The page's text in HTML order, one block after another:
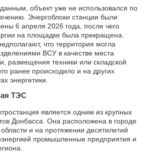
объект уже не использовался по
Энергоблоки станции были
6 апреля 2026 года, после чего
на площадке была прекращена.
что территория могла
ВСУ в качестве места
размещения техники или складской
ранее происходило и на других
энергетики.
ТЭС
является одним из крупных
Донбасса. Она расположена в городе
и на протяжении десятилетий
промышленные предприятия и